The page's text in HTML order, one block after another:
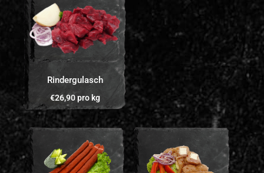
Rindergulasch
€26,90pro kg